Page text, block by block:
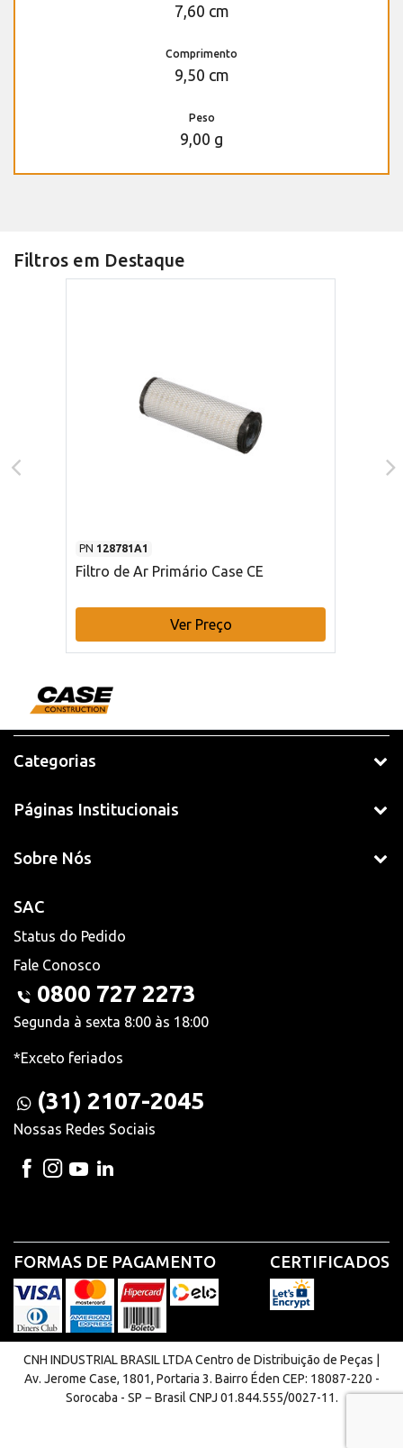
7,60 cm
Comprimento
9,50 cm
Peso
9,00 g
Filtros em Destaque
PN 128781A1
Filtro de Ar Primário Case CE
Ver Preço
Categorias
Páginas Institucionais
Sobre Nós
SAC
Status do Pedido
Fale Conosco
0800 727 2273
Segunda à sexta 8:00 às 18:00
*Exceto feriados
(31) 2107-2045
Nossas Redes Sociais
FORMAS DE PAGAMENTO CERTIFICADOS
CNH INDUSTRIAL BRASIL LTDA Centro de Distribuição de Peças |
Av. Jerome Case, 1801, Portaria 3. Bairro Éden CEP: 18087-220 -
Sorocaba - SP − Brasil CNPJ 01.844.555/0027-11.